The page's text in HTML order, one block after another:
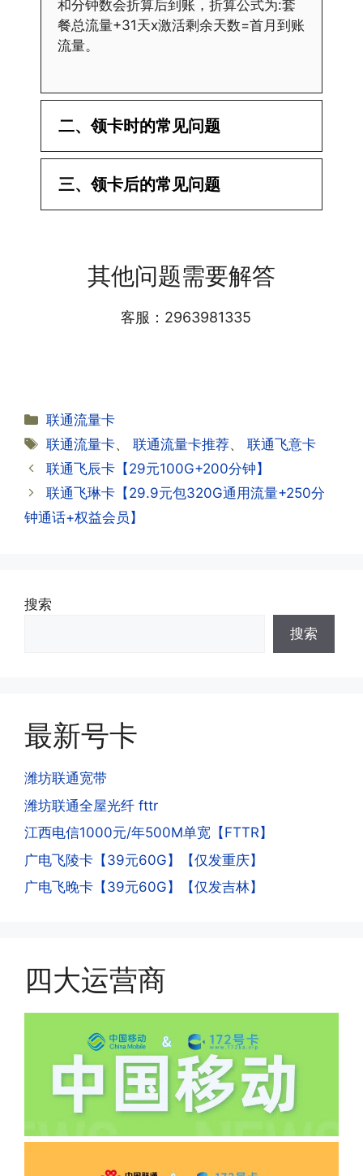
和分钟数会折算后到账，折算公式为:套
餐总流量+31天x激活剩余天数=首月到账
流量。
二、领卡时的常见问题
·1.已经操作激活了怎么没有网?还不能使
用呢?
详细套餐，这就说明已激活成功!耗时一
早上才可以进行人工审核;快递激活的基
·2.激活成功了，我怎么查套餐呢?
答:下载对应运营商的官方手机营业厅
APP,进行登录绑定，登录后可以在主页
查询到流量和话费是否正常到账;如果未
到，耐心等待48小时后，再刷新app即
答:这是属于正常现象，属于刚激活到账
是因为激活当月的流量会按照您激活剩余
的天数折算到账，次月就会全额到账，留
超出额外扣费哦。
·4.实际扣费月租
答:
(1)首月扣费:电信是首月免费，联通是按
(2)如下几种情况是不返费的:返费前停
机、关机、注销、违章单停、未再专属渠
道首充的情况下都是不能正常返费的并且
逾期不可补返费。
·5.我的返费为什么还没有到?
加活动充值，其次是否状态是否一直保持
三、领卡后的常见问题
小哥处参加活动充值，后续充值就是任意
业厅都可以;
信大部分都没有合约期，每一个卡的产品
资料都有详细的注销流程和注意事项;
·3.注销后，会不会影响我的信誉?
·4.为什么手机卡刚激活60天内不能换手
去骗人。他必须注册很多APP才可以去骗
人。他们是用专业设备插手机卡打的，所
以会经常换卡槽换设备。所以基于这些特
点，运营商系统会识别到，如果你有类似
的异常使用行为，就会让你二次认证。二
次认证是为了证明你本人在使用这张卡。
一般二次认证的流程是本人使用这张卡的
流量，通过运营商链接刷人脸，拍身份证
件，来证明是本人在使用。具体可以网上
其他问题需要解答
客服：2963981335
分
类
联通流量卡
标
签
联通流量卡、联通流量卡推荐、联通飞意卡
联通飞辰卡【29元100G+200分钟】
联通飞琳卡【29.9元包320G通用流量+250分
钟通话+权益会员】
搜索
搜索
最新号卡
潍坊联通宽带
潍坊联通全屋光纤 fttr
江西电信1000元/年500M单宽【FTTR】
广电飞陵卡【39元60G】【仅发重庆】
广电飞晚卡【39元60G】【仅发吉林】
四大运营商